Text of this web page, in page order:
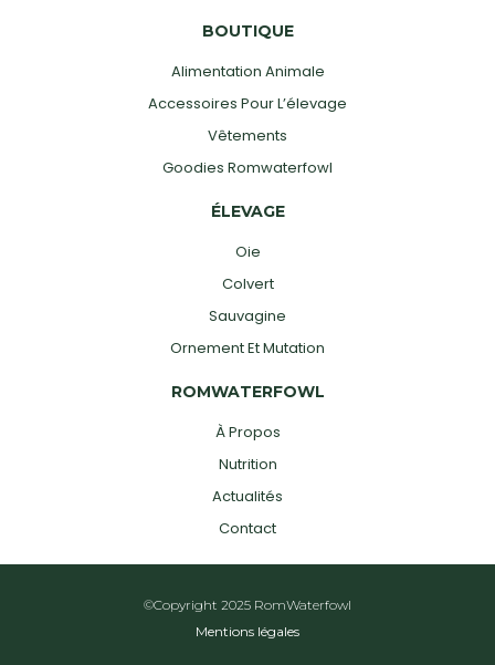
BOUTIQUE
Alimentation Animale
Accessoires Pour L’élevage
Vêtements
Goodies Romwaterfowl
ÉLEVAGE
Oie
Colvert
Sauvagine
Ornement Et Mutation
ROMWATERFOWL
À Propos
Nutrition
Actualités
Contact
©Copyright 2025 RomWaterfowl
Mentions légales